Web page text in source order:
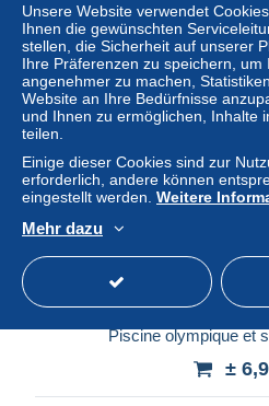
Status
Piscine olympique et
±
Unsere Website verwendet
Ihnen die gewünschten
stellen, die Sicherheit auf unserer
Ihre Präferenzen zu speichern, um
angenehmer zu machen,
Website an Ihre Bedürfnisse
und Ihnen zu ermöglichen, Inhalte
teilen.
Einige dieser Cookies sind zur
erforderlich, andere können
eingestellt werden. Weitere
Mehr dazu